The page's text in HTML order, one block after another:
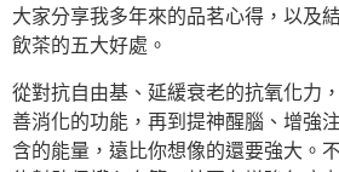
大家分享我多年來的品茗心得，以及
飲茶的五大好處。
從對抗自由基、延緩衰老的抗氧化力
善消化的功能，再到提神醒腦、增強
含的能量，遠比你想像的還要強大。